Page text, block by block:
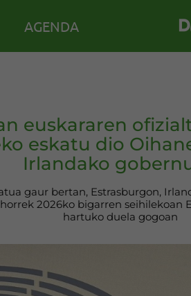
AGENDA
euskararen
eskatu dio
Irlandako
gaur bertan, Estrasburgon,
2026ko bigarren seihilekoan
hartuko duela gogoan